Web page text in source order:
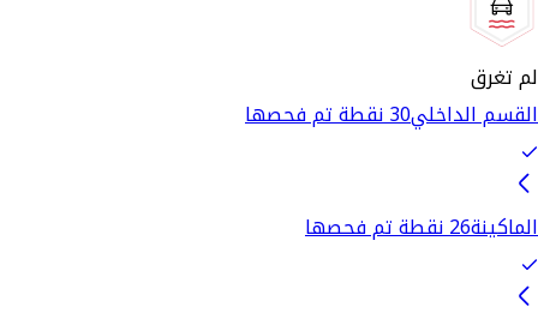
لم تغرق
القسم الداخلي30 نقطة تم فحصها
الماكينة26 نقطة تم فحصها